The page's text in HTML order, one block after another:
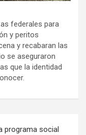
federales para
y peritos
y recabaran las
se aseguraron
que la identidad
programa social